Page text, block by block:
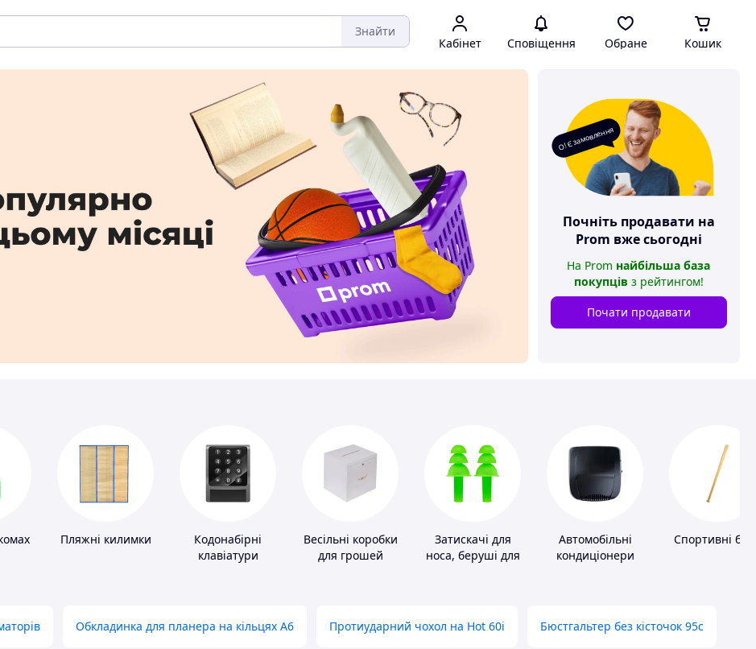
Знайти
Кабінет Сповіщення Обране Кошик
О! Є замовлення
Почніть продавати на
Prom вже сьогодні
На Prom найбільша база
покупців з рейтингом!
Почати продавати
Пляжні килимки
Кодонабірні
клавіатури
Весільні коробки
для грошей
Затискачі для
носа, беруші для
Автомобільні
кондиціонери
Спортивні
Обкладинка для планера на кільцях А6 Протиударний чохол на Hot 60i Бюстгальтер без кісточок 95с